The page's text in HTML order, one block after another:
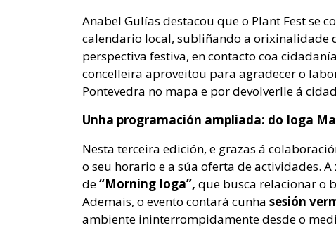
Anabel Gulías destacou que o Plant Fest se
calendario local, subliñando a orixinalidade
perspectiva festiva, en contacto coa
concelleira aproveitou para agradecer o
Pontevedra no mapa e por devolverlle á
Unha programación ampliada: do Ioga
Nesta terceira edición, e grazas á
o seu horario e a súa oferta de actividades.
de“Morning Ioga”, que busca relacionar o
Ademais, o evento contará cunha sesión
ambiente ininterrompidamente desde o